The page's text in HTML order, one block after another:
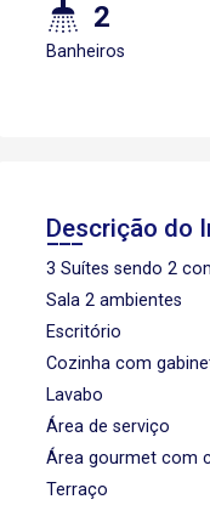
2
Banheiros
Descrição do
3 Suítes sendo 2
Sala 2 ambientes
Escritório
Cozinha com
Lavabo
Área de serviço
Área gourmet com
Terraço